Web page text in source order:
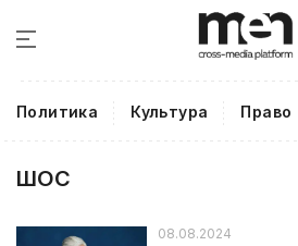
Политика Культура Право
ШОС
08.08.2024